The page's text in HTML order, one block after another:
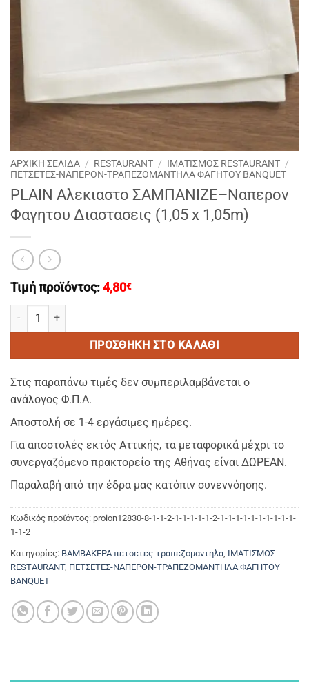
ΑΡΧΙΚΉ ΣΕΛΊΔΑ / RESTAURANT / ΙΜΑΤΙΣΜΟΣ RESTAURANT /
ΠΕΤΣΕΤΕΣ-ΝΑΠΕΡΟΝ-ΤΡΑΠΕΖΟΜΑΝΤΗΛΑ ΦΑΓΗΤΟΥ BANQUET
PLAIN Αλεκιαστο ΣΑΜΠΑΝΙΖΕ–Ναπερον
Φαγητου Διαστασεις (1,05 x 1,05m)
Τιμή προϊόντος: 4,80€
PLAIN Αλεκιαστο ΣΑΜΠΑΝΙΖΕ–Ναπερον Φαγητου Διαστασεις
ΠΡΟΣΘΉΚΗ ΣΤΟ ΚΑΛΆΘΙ
Στις παραπάνω τιμές δεν συμπεριλαμβάνεται ο
ανάλογος Φ.Π.Α.
Αποστολή σε 1-4 εργάσιμες ημέρες.
Για αποστολές εκτός Αττικής, τα μεταφορικά μέχρι το
συνεργαζόμενο πρακτορείο της Αθήνας είναι ΔΩΡΕΑΝ.
Παραλαβή από την έδρα μας κατόπιν συνεννόησης.
Κωδικός προϊόντος: proion12830-8-1-1-2-1-1-1-1-1-2-1-1-1-1-1-1-1-1-1-1-
1-1-2
Κατηγορίες: ΒΑΜΒΑΚΕΡΑ πετσετες-τραπεζομαντηλα, ΙΜΑΤΙΣΜΟΣ
RESTAURANT, ΠΕΤΣΕΤΕΣ-ΝΑΠΕΡΟΝ-ΤΡΑΠΕΖΟΜΑΝΤΗΛΑ ΦΑΓΗΤΟΥ
BANQUET